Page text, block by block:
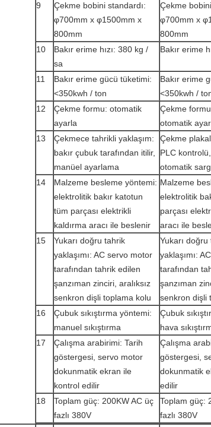
9
Çekme bobini standardı:
φ700mm x φ1500mm x
800mm
Çekme
φ700mm x
800mm
10
Bakır erime hızı: 380 kg /
sa
Bakır erime
11
Bakır erime gücü tüketimi:
<350kwh / ton
Bakır erime
<350kwh /
12
Çekme formu: otomatik
ayarla
Çekme
otomatik
13
Çekmece tahrikli yaklaşım:
bakır çubuk tarafından itilir,
manüel ayarlama
Çekme
PLC
otomatik
14
Malzeme besleme yöntemi:
elektrolitik bakır katotun
tüm parçası elektrikli
kaldırma aracı ile beslenir
Malzeme
elektrolitik
parçası
aracı ile
15
Yukarı doğru tahrik
yaklaşımı: AC servo motor
tarafından tahrik edilen
şanzıman zinciri, aralıksız
senkron dişli toplama kolu
Yukarı doğru
yaklaşımı:
tarafından
şanzıman
senkron dişli
16
Çubuk sıkıştırma yöntemi:
manuel sıkıştırma
Çubuk
hava
17
Çalışma arabirimi: Tarih
göstergesi, servo motor
dokunmatik ekran ile
kontrol edilir
Çalışma
göstergesi,
dokunmatik
edilir
18
Toplam güç: 200KW AC üç
fazlı 380V
Toplam güç:
fazlı 380V